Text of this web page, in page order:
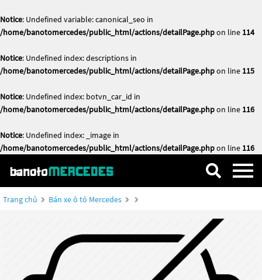
Notice: Undefined variable: canonical_seo in
/home/banotomercedes/public_html/actions/detailPage.phpon line 114
Notice: Undefined index: descriptions in
/home/banotomercedes/public_html/actions/detailPage.phpon line 115
Notice: Undefined index: botvn_car_id in
/home/banotomercedes/public_html/actions/detailPage.phpon line 116
Notice: Undefined index: _image in
/home/banotomercedes/public_html/actions/detailPage.phpon line 116
Trang chủ Bán xe ô tô Mercedes